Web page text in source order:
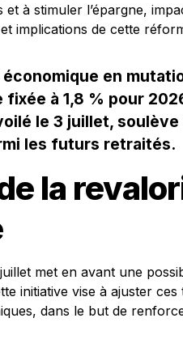
à stimuler l’épargne,
implications de cette
en
fixée à 1,8 % pour
le 3 juillet,
les futurs retraités.
la
met en avant une
initiative vise à ajuster
dans le but de